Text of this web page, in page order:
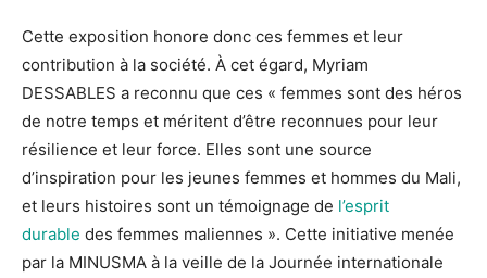
Cette exposition honore donc ces femmes et leur
contribution à la société. À cet égard, Myriam
DESSABLES a reconnu que ces « femmes sont des héros
de notre temps et méritent d’être reconnues pour leur
résilience et leur force. Elles sont une source
d’inspiration pour les jeunes femmes et hommes du Mali,
et leurs histoires sont un témoignage de l’esprit
durable des femmes maliennes ». Cette initiative menée
par la MINUSMA à la veille de la Journée internationale